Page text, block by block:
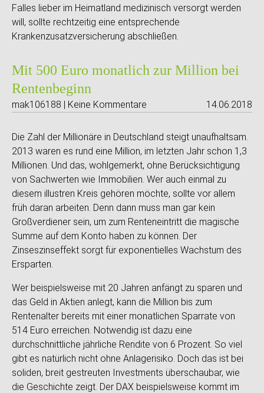
Falles lieber im Heimatland medizinisch versorgt werden
will, sollte rechtzeitig eine entsprechende
Krankenzusatzversicherung abschließen.
Mit 500 Euro monatlich zur Million bei
Rentenbeginn
mak106188 | Keine Kommentare 14.06.2018
Die Zahl der Millionäre in Deutschland steigt unaufhaltsam.
2013 waren es rund eine Million, im letzten Jahr schon 1,3
Millionen. Und das, wohlgemerkt, ohne Berücksichtigung
von Sachwerten wie Immobilien. Wer auch einmal zu
diesem illustren Kreis gehören möchte, sollte vor allem
früh daran arbeiten. Denn dann muss man gar kein
Großverdiener sein, um zum Renteneintritt die magische
Summe auf dem Konto haben zu können. Der
Zinseszinseffekt sorgt für exponentielles Wachstum des
Ersparten.
Wer beispielsweise mit 20 Jahren anfängt zu sparen und
das Geld in Aktien anlegt, kann die Million bis zum
Rentenalter bereits mit einer monatlichen Sparrate von
514 Euro erreichen. Notwendig ist dazu eine
durchschnittliche jährliche Rendite von 6 Prozent. So viel
gibt es natürlich nicht ohne Anlagerisiko. Doch das ist bei
soliden, breit gestreuten Investments überschaubar, wie
die Geschichte zeigt. Der DAX beispielsweise kommt im